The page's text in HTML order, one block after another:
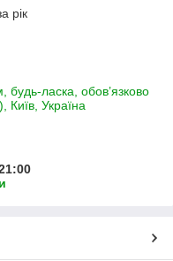
рік
будь-ласка, обов’язково
Київ, Україна